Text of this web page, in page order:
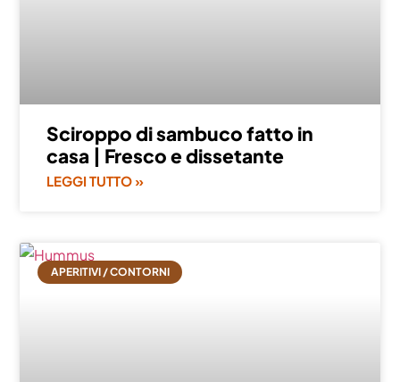
Sciroppo di sambuco fatto in
casa | Fresco e dissetante
LEGGI TUTTO »
APERITIVI / CONTORNI